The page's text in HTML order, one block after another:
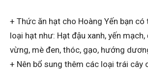
+ Thức ăn hạt cho Hoàng Yến bạn
loại hạt như: Hạt đậu xanh, yến mạch,
vừng, mè đen, thóc, gạo, hướng
+ Nên bổ sung thêm các loại trái cây